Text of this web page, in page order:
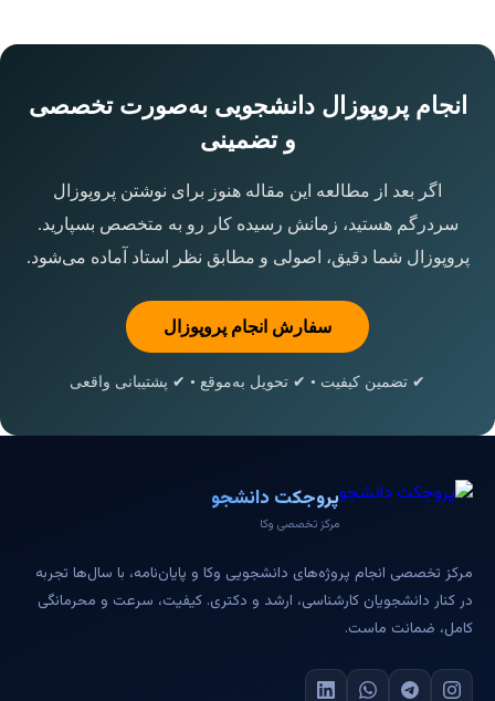
انجام پروپوزال دانشجویی به‌صورت تخصصی
و تضمینی
اگر بعد از مطالعه این مقاله هنوز برای نوشتن پروپوزال
سردرگم هستید، زمانش رسیده کار رو به متخصص بسپارید.
پروپوزال شما دقیق، اصولی و مطابق نظر استاد آماده می‌شود.
سفارش انجام پروپوزال
✔ تضمین کیفیت • ✔ تحویل به‌موقع • ✔ پشتیبانی واقعی
پروجکت دانشجو
مرکز تخصصی وکا
مرکز تخصصی انجام پروژه‌های دانشجویی وکا و پایان‌نامه، با سال‌ها تجربه
در کنار دانشجویان کارشناسی، ارشد و دکتری. کیفیت، سرعت و محرمانگی
کامل، ضمانت ماست.